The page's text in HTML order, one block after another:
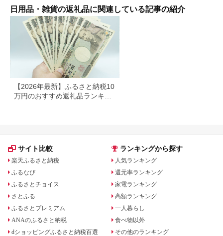
ィッシュ パルプ
100％ 無香料 1箱
日用品・雑貨の返礼品に関連している記事の紹介
【2026年最新】ふるさと納税10
万円のおすすめ返礼品ランキン
サイト比較
楽天ふるさと納税
ふるなび
ふるさとチョイス
さとふる
ふるさとプレミアム
ANAのふるさと納税
dショッピングふるさと納税百選
ランキングから探す
人気ランキング
還元率ランキング
家電ランキング
高額ランキング
一人暮らし
食べ物以外
その他のランキング